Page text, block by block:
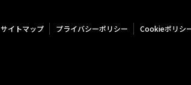
サイトマップ プライバシーポリシー Cookieポリシ